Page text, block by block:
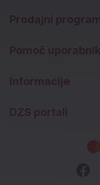
Prodajni program
Pomoč
Informacije
DZS portali